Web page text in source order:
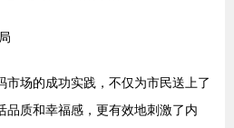
市场的成功实践，不仅为市民送上了
品质和幸福感，更有效地刺激了内